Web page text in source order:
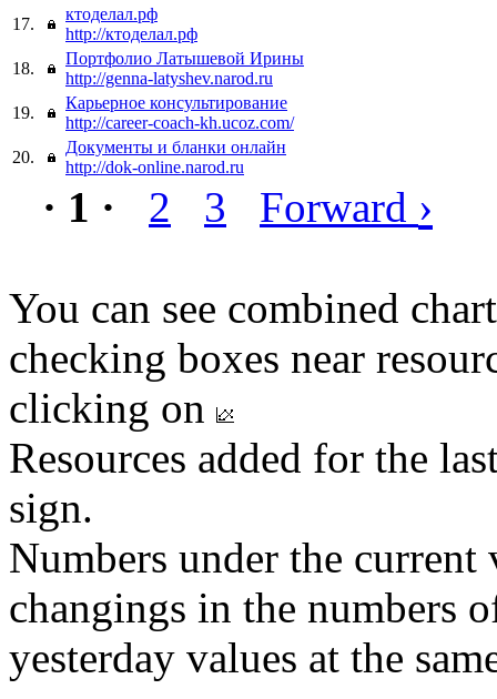
17.
ктоделал.рф
http://ктоделал.рф
18.
Портфолио Латышевой Ирины
http://genna-latyshev.narod.ru
19.
Карьерное консультирование
http://career-coach-kh.ucoz.com/
20.
Документы и бланки онлайн
http://dok-online.narod.ru
· 1 · 2 3 Forward ›
You can see combined
checking boxes near
clicking on
Resources added for the
sign.
Numbers under the
changings in the numbers
yesterday values at the